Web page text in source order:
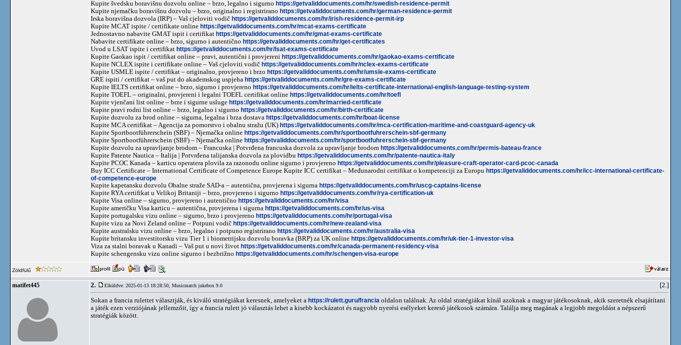
Kupite švedsku boravišnu dozvolu online – brzo, legalno i sigurno https://getvaliddocuments.com/hr/swedish-residence-permit
Kupite njemačku boravišnu dozvolu – brzo, originalno i registrirano https://getvaliddocuments.com/hr/german-residence-permit
Irska boravišna dozvola (IRP) – Vaš cjeloviti vodič https://getvaliddocuments.com/hr/irish-residence-permit-irp
Kupite MCAT ispite / certifikate online https://getvaliddocuments.com/hr/mcat-exams-certificate
Jednostavno nabavite GMAT ispit i certifikat https://getvaliddocuments.com/hr/gmat-exams-certificate
Nabavite certifikate online – brzo, sigurno i autentično https://getvaliddocuments.com/hr/get-certificates
Uvod u LSAT ispite i certifikat https://getvaliddocuments.com/hr/lsat-exams-certificate
Kupite Gaokao ispit / certifikat online – pravi, autentični i provjereni https://getvaliddocuments.com/hr/gaokao-exams-certificate
Kupite NCLEX ispite i certifikate online – Vaš cjeloviti vodič https://getvaliddocuments.com/hr/nclex-exams-certificate
Kupite USMLE ispite / certifikat – originalno, provjereno i brzo https://getvaliddocuments.com/hr/umsle-exams-certificate
GRE ispiti / certifikat – vaš put do akademskog uspjeha https://getvaliddocuments.com/hr/gre-exams-certificate
Kupite IELTS certifikat online – brzo, sigurno i provjereno https://getvaliddocuments.com/hr/ielts-certificate-international-english-language-testing-system
Kupite TOEFL – originalni, provjereni i legalni TOEFL certifikat online https://getvaliddocuments.com/hr/toefl
Kupite vjenčani list online – brze i sigurne usluge https://getvaliddocuments.com/hr/married-certificate
Kupite pravi rodni list online – brzo, legalno i sigurno https://getvaliddocuments.com/hr/birth-certificate
Kupite dozvolu za brod online – sigurna, legalna i brza dostava https://getvaliddocuments.com/hr/boat-license
Kupite MCA certifikat – Agencija za pomorstvo i obalnu stražu (UK) https://getvaliddocuments.com/hr/mca-certification-maritime-and-coastguard-agency-uk
Kupite Sportbootführerschein (SBF) – Njemačka online https://getvaliddocuments.com/hr/sportbootfuhrerschein-sbf-germany
Kupite Sportbootführerschein (SBF) – Njemačka online https://getvaliddocuments.com/hr/sportbootfuhrerschein-sbf-germany
Kupite dozvolu za upravljanje brodom – Francuska | Potvrđena francuska dozvola za upravljanje brodom https://getvaliddocuments.com/hr/permis-bateau-france
Kupite Patente Nautica – Italija | Potvrđena talijanska dozvola za plovidbu https://getvaliddocuments.com/hr/patente-nautica-italy
Kupite PCOC Kanada – karticu operatera plovila za razonodu online sigurno i provjereno https://getvaliddocuments.com/hr/pleasure-craft-operator-card-pcoc-canada
Buy ICC Certificate – International Certificate of Competence Europe Kupite ICC certifikat – Međunarodni certifikat o kompetenciji za Europu https://getvaliddocuments.com/hr/icc-international-certificate-
of-competence-europe
Kupite kapetansku dozvolu Obalne straže SAD-a – autentična, provjerena i sigurna https://getvaliddocuments.com/hr/uscg-captains-license
Kupite RYA certifikat u Velikoj Britaniji – brzo, provjereno i sigurno https://getvaliddocuments.com/hr/rya-certification-uk
Kupite Visa online – sigurno, provjereno i autentično https://getvaliddocuments.com/hr/visa
Kupite američku Visa karticu – autentična, provjerena i sigurna https://getvaliddocuments.com/hr/us-visa
Kupite portugalsku vizu online – sigurno, brzo i provjereno https://getvaliddocuments.com/hr/portugal-visa
Kupite vizu za Novi Zeland online – Potpuni vodič https://getvaliddocuments.com/hr/new-zealand-visa
Kupite australsku vizu online – brzo, legalno i potpuno registrirano https://getvaliddocuments.com/hr/australia-visa
Kupite britansku investitorsku vizu Tier 1 i biometrijsku dozvolu boravka (BRP) za UK online https://getvaliddocuments.com/hr/uk-tier-1-investor-visa
Viza za stalni boravak u Kanadi – Vaš put u novi život https://getvaliddocuments.com/hr/canada-permanent-residency-visa
Kupite schengensku vizu online sigurno i bezbrižno https://getvaliddocuments.com/hr/schengen-visa-europe
Zöldfülű
matifet445 2. Elküldve: 2025-01-13 18:28:50, Musicmatch jukebox 9.0 [2.]
Sokan a francia rulettet választják, és kiváló stratégiákat keresnek, amelyeket a https://rulett.guru/francia oldalon találnak. Az oldal stratégiákat kínál azoknak a magyar játékosoknak, akik szeretnék elsajátítani
a játék ezen verziójának jellemzőit, így a francia rulett jó választás lehet a kisebb kockázatot és nagyobb nyerési esélyeket kereső játékosok számára. Találja meg magának a legjobb megoldást a népszerű
stratégiák között.